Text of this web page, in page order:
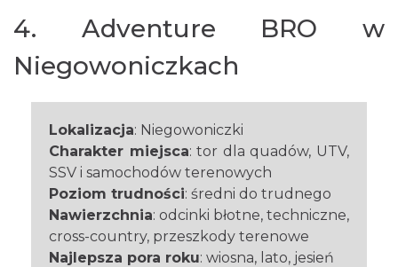
4. Adventure BRO w
Niegowoniczkach
Lokalizacja: Niegowoniczki
Charakter miejsca: tor dla quadów, UTV,
SSV i samochodów terenowych
Poziom trudności: średni do trudnego
Nawierzchnia: odcinki błotne, techniczne,
cross-country, przeszkody terenowe
Najlepsza pora roku: wiosna, lato, jesień